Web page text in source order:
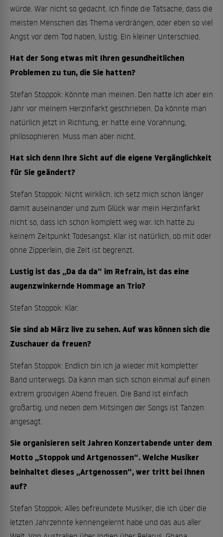
würde. War nicht so gedacht. Ich finde die Tatsache, dass die
meisten Menschen das Thema verdrängen, oder eben so viel
Angst vor dem Tod haben, lustig. Ein kleiner Unterschied.
Hat der Song etwas mit Ihren gesundheitlichen
Problemen zu tun, die Sie hatten?
Stefan Stoppok: Könnte man meinen. Den hatte ich aber ein
Jahr vor meinem Herzinfarkt geschrieben. Da könnte man
natürlich jetzt in Richtung, er hatte eine Vorahnung,
philosophieren. Muss man aber nicht.
Hat sich denn Ihre Sicht auf die eigene Vergänglichkeit
für Sie geändert?
Stefan Stoppok: Nicht wirklich. Ich setz mich schon länger
damit auseinander und zum Glück war mein Herzinfarkt
nicht so, dass ich schon komplett weg war. Ich hatte zu
keinem Zeitpunkt Todesangst. Klar ist natürlich, ob mit oder
ohne Zipperlein, die Zeit ist begrenzt.
Lustig ist das „Da da da“ im Refrain, ist das eine
augenzwinkernde Hommage an Trio?
Stefan Stoppok: Klar.
Sie sind ab März live zu sehen. Auf was können sich die
Zuschauer da freuen?
Stefan Stoppok: Endlich bin ich ja wieder mit kompletter
Band unterwegs. Da kann man sich schon einmal auf einen
extrem groovigen Abend freuen. Die Band ist einfach
großartig, und neben dem Mitsingen der Songs ist Tanzen
angesagt.
Sie organisieren seit Jahren Konzertabende unter dem
Motto „Stoppok und Artgenossen“. Welche Musiker
beinhaltet dieses „Artgenossen“, wer tritt bei Ihnen
auf?
Stefan Stoppok: Alles befreundete Musiker, die ich über die
letzten Jahrzehnte kennengelernt habe und das aus aller